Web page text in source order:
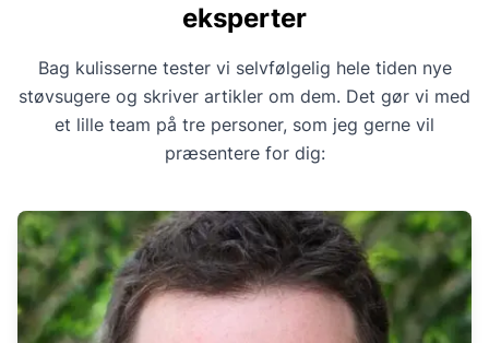
eksperter
Bag kulisserne tester vi selvfølgelig hele tiden nye
støvsugere og skriver artikler om dem. Det gør vi med
et lille team på tre personer, som jeg gerne vil
præsentere for dig: